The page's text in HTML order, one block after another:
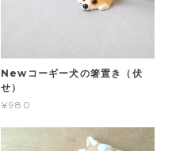
Newコーギー犬の箸置き（伏
せ）
¥980